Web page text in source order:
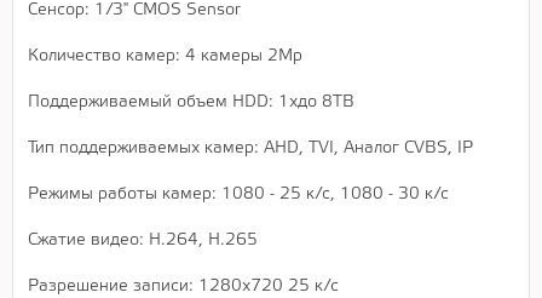
Сенсор: 1/3" CMOS Sensor
Количество камер: 4 камеры 2Мр
Поддерживаемый объем HDD: 1хдо 8TB
Тип поддерживаемых камер: AHD, TVI, Аналог CVBS, IP
Режимы работы камер: 1080 - 25 к/c, 1080 - 30 к/с
Сжатие видео: H.264, H.265
Разрешение записи: 1280x720 25 к/с